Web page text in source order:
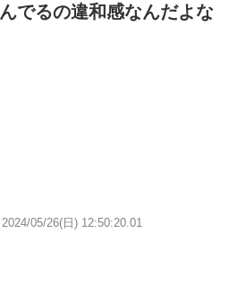
でるの違和感なんだよな
2024/05/26(日) 12:50:20.01